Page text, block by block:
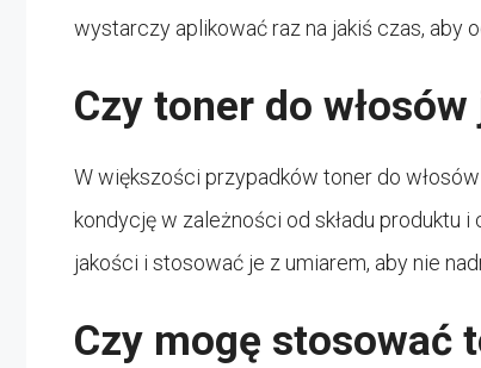
wystarczy aplikować raz na jakiś czas, aby
Czy toner do
W większości przypadków toner do
kondycję w zależności od składu
jakości i stosować je z umiarem, aby nie
Czy mogę stosować